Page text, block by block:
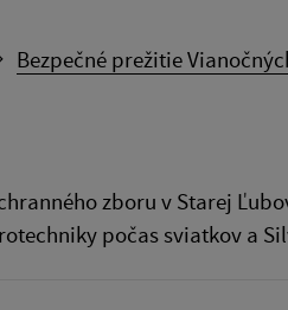
Bezpečné prežitie
zboru v Starej
počas sviatkov a